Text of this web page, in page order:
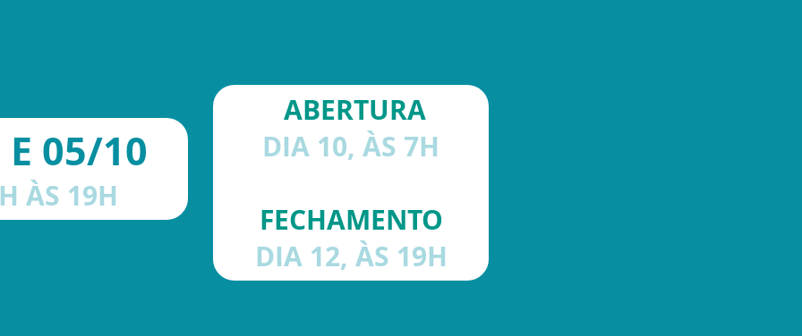
ABERTURA
DIA 10, ÀS 7H
FECHAMENTO
DIA 12, ÀS 19H
05/10
ÀS 19H